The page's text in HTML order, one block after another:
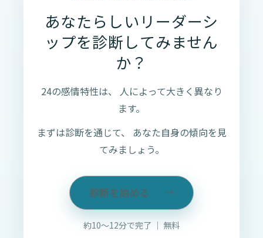
あなたらしいリーダーシ
ップを診断してみません
か？
24の感情特性は、
人によって大きく異なり
ます。
まずは診断を通じて、
あなた自身の傾向を見
てみましょう。
診断を始める
約10〜12分で完了 ｜ 無料